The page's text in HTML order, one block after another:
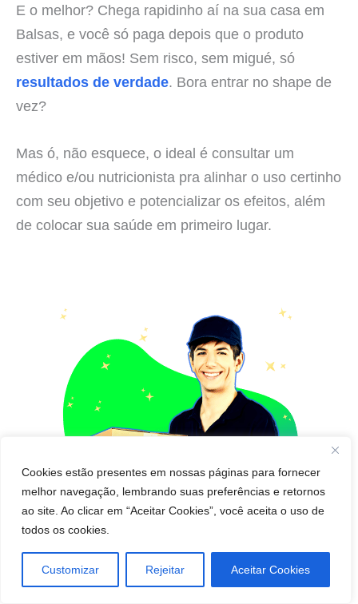
Cookies estão presentes em nossas páginas para fornecer
melhor navegação, lembrando suas preferências e retornos
ao site. Ao clicar em “Aceitar Cookies”, você aceita o uso de
todos os cookies.
Customizar Rejeitar Aceitar Cookies
E o melhor? Chega rapidinho aí na sua casa em
Balsas, e você só paga depois que o produto
estiver em mãos! Sem risco, sem migué, só
resultados de verdade. Bora entrar no shape de
vez?
Mas ó, não esquece, o ideal é consultar um
médico e/ou nutricionista pra alinhar o uso certinho
com seu objetivo e potencializar os efeitos, além
de colocar sua saúde em primeiro lugar.
Pedido de cápsula que emagrece para Entregar